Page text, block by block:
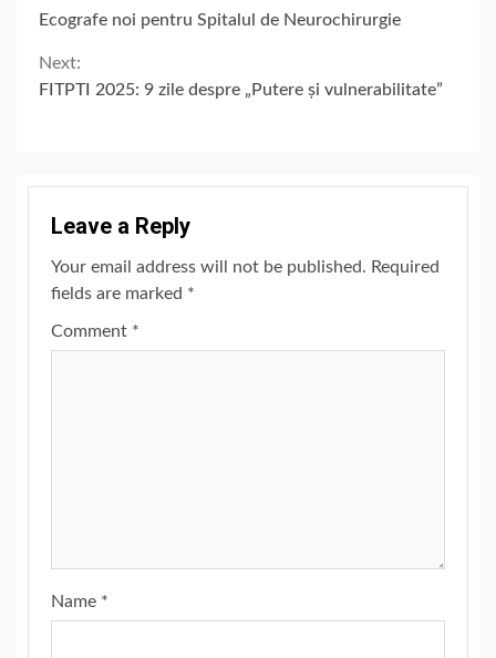
Reading
Ecografe noi pentru Spitalul de Neurochirurgie
Next:
FITPTI 2025: 9 zile despre „Putere și vulnerabilitate”
Leave a Reply
Your email address will not be published. Required
fields are marked *
Comment *
Name *